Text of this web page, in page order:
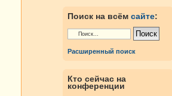
Поиск на всём сайте:
Расширенный поиск
Кто сейчас на
конференции